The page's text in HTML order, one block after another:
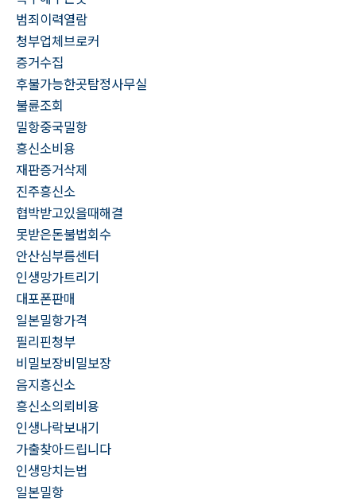
범죄이력열람
청부업체브로커
증거수집
후불가능한곳탐정사무실
불륜조회
밀항중국밀항
흥신소비용
재판증거삭제
진주흥신소
협박받고있을때해결
못받은돈불법회수
안산심부름센터
인생망가트리기
대포폰판매
일본밀항가격
필리핀청부
비밀보장비밀보장
음지흥신소
흥신소의뢰비용
인생나락보내기
가출찾아드립니다
인생망치는법
일본밀항